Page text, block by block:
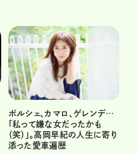
ポルシェ、カマロ、ゲレンデ…
「私って嫌な女だったかも
（笑）」。高岡早紀の人生に寄り
添った愛車遍歴